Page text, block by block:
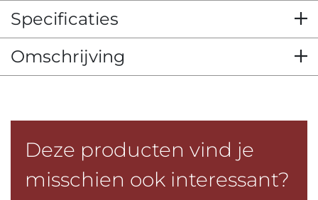
Specificaties
Omschrijving
Deze producten vind je
misschien ook interessant?